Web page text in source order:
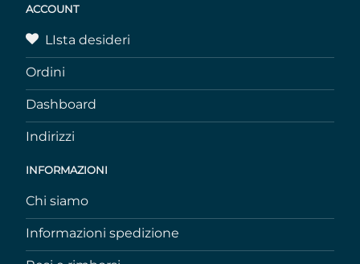
ACCOUNT
LIsta desideri
Ordini
Dashboard
Indirizzi
INFORMAZIONI
Chi siamo
Informazioni spedizione